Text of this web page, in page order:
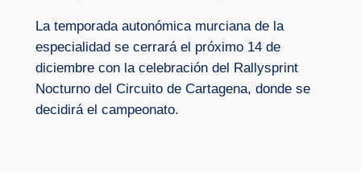
La temporada autonómica murciana de la
especialidad se cerrará el próximo 14 de
diciembre con la celebración del Rallysprint
Nocturno del Circuito de Cartagena, donde se
decidirá el campeonato.